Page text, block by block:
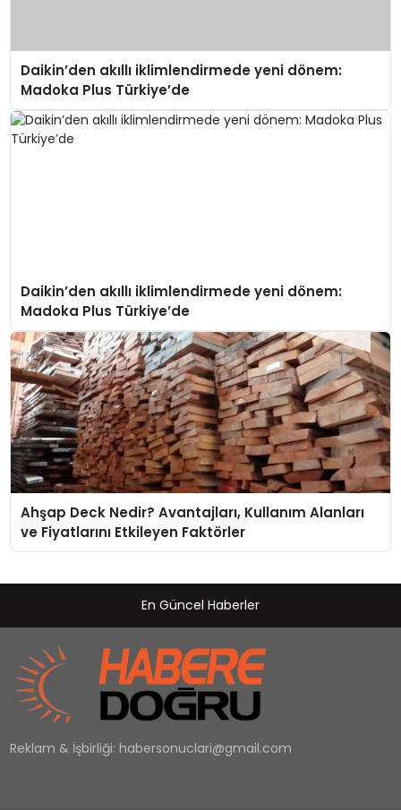
Daikin’den akıllı iklimlendirmede yeni dönem:
Madoka Plus Türkiye’de
Daikin’den akıllı iklimlendirmede yeni dönem:
Madoka Plus Türkiye’de
Ahşap Deck Nedir? Avantajları, Kullanım Alanları
ve Fiyatlarını Etkileyen Faktörler
En Güncel Haberler
Reklam & İşbirliği: habersonuclari@gmail.com